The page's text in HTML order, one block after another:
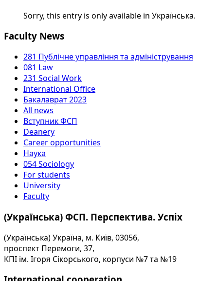
Sorry, this entry is only available in Українська.
Faculty News
281 Публічне управління та адміністрування
081 Law
231 Social Work
International Office
Бакалаврат 2023
All news
Вступник ФСП
Deanery
Career opportunities
Наука
054 Sociology
For students
University
Faculty
(Українська) ФСП. Перспектива. Успіх
(Українська) Україна, м. Київ, 03056,
проспект Перемоги, 37,
КПІ ім. Ігоря Сікорського, корпуси №7 та №19